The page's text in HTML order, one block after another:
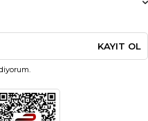
KAYIT OL